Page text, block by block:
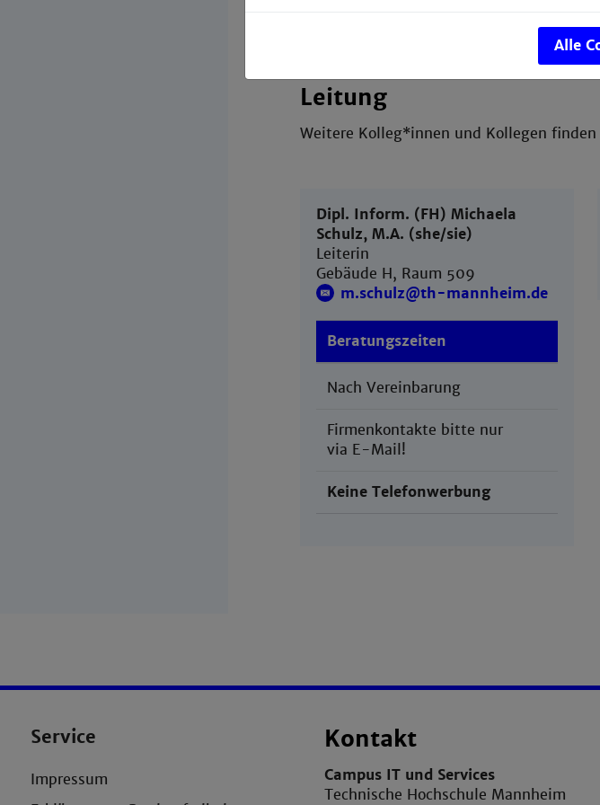
Leitung
Weitere Kolleg*innen und Kollegen
Dipl. Inform. (FH) Michaela
Schulz, M.A. (she/sie)
Leiterin
Gebäude H, Raum 509
m.schulz@th-mannheim.de
Beratungszeiten
Nach Vereinbarung
Firmenkontakte bitte nur
via E-Mail!
Keine Telefonwerbung
Service
Impressum
Kontakt
Campus IT und Services
Technische Hochschule Mannheim
Alle